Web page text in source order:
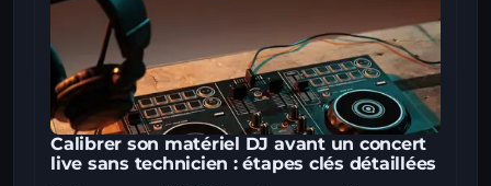
Calibrer son matériel DJ avant un concert
live sans technicien : étapes clés détaillées